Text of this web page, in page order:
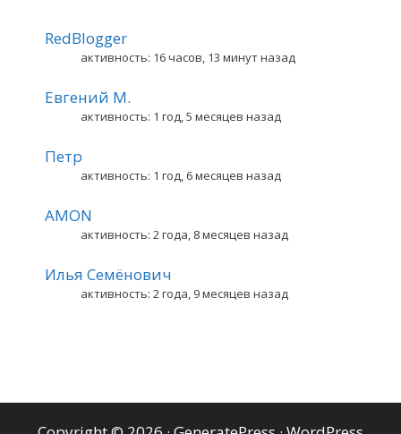
RedBlogger
активность: 16 часов, 13 минут назад
Евгений М.
активность: 1 год, 5 месяцев назад
Петр
активность: 1 год, 6 месяцев назад
AMON
активность: 2 года, 8 месяцев назад
Илья Семёнович
активность: 2 года, 9 месяцев назад